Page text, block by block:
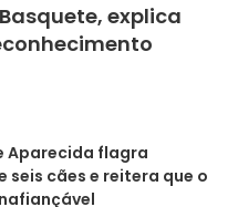
explica
Aparecida flagra
seis cães e reitera que o